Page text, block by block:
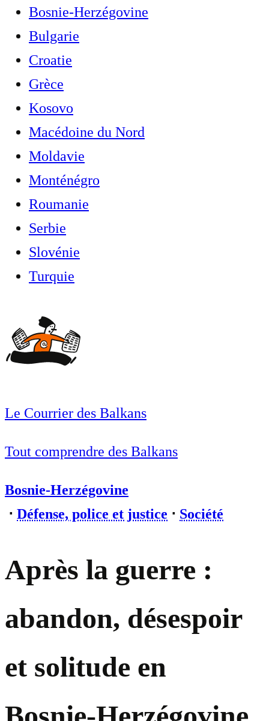
Bosnie-Herzégovine
Bulgarie
Croatie
Grèce
Kosovo
Macédoine du Nord
Moldavie
Monténégro
Roumanie
Serbie
Slovénie
Turquie
Le Courrier des Balkans
Tout comprendre des Balkans
Bosnie-Herzégovine
⋅ Défense, police et justice ⋅ Société
Après la guerre :
abandon, désespoir
et solitude en